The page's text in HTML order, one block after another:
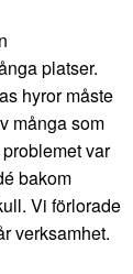
platser.
hyror måste
många som
var
bakom
Vi förlorade
verksamhet.